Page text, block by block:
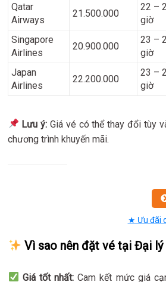
Qatar
Airways
21.500.000
22 –
giờ
Singapore
Airlines
20.900.000
23 –
giờ
Japan
Airlines
22.200.000
23 –
giờ
Lưu ý: Giá vé có thể thay đổi tùy
chương trình khuyến mãi.
★ Ưu đãi
Vì sao nên đặt vé tại Đại lý
Giá tốt nhất: Cam kết mức giá